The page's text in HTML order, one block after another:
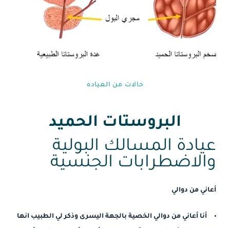
حالات من العياده⁩
البروستات الحميد
عيادة المسالك البولية
والاضطرابات الجنسية
أعاني من دوالي
أنا أعاني من دوالي الخصية بالجهة اليسرى وذكر لي الطبيب انها